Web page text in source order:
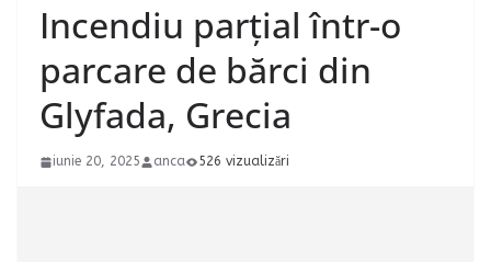
Incendiu parțial într-o
parcare de bărci din
Glyfada, Grecia
iunie 20, 2025 anca 526 vizualizări